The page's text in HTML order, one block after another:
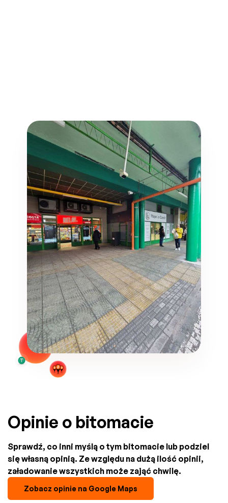
Opinie o bitomacie
Sprawdź, co inni myślą o tym bitomacie lub podziel
się własną opinią. Ze względu na dużą ilość opinii,
załadowanie wszystkich może zająć chwilę.
Zobacz opinie na Google Maps